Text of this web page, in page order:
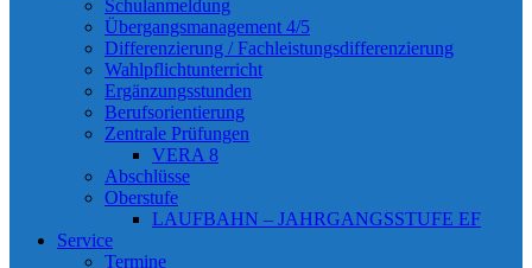
Schulanmeldung
Übergangsmanagement 4/5
Differenzierung / Fachleistungsdifferenzierung
Wahlpflichtunterricht
Ergänzungsstunden
Berufsorientierung
Zentrale Prüfungen
VERA 8
Abschlüsse
Oberstufe
LAUFBAHN – JAHRGANGSSTUFE EF
Service
Termine